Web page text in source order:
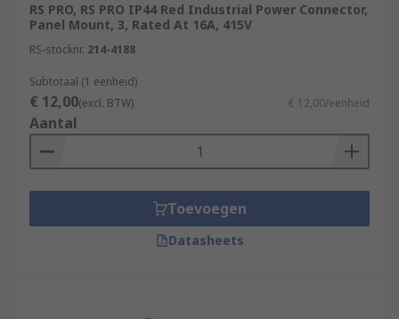
RS PRO, RS PRO IP44 Red Industrial Power Connector,
Panel Mount, 3, Rated At 16A, 415V
RS-stocknr. 214-4188
Subtotaal (1 eenheid)
€ 12,00(excl. BTW) € 12,00/eenheid
Aantal
Toevoegen
Datasheets